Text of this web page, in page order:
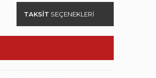
TAKSİT SEÇENEKLERİ